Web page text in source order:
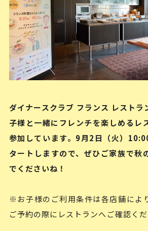
ダイナースクラブ フランス レストラ
子様と一緒にフレンチを楽しめるレ
参加しています。9月2日（火）
タートしますので、ぜひご家族で秋
でくださいね！
※お子様のご利用条件は各店舗によ
ご予約の際にレストランへご確認くだ